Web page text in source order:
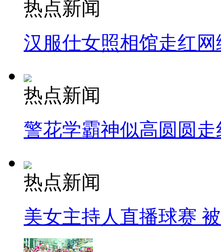
热点新闻
汉服仕女照相馆走红网
热点新闻
警花学霸神似高圆圆走
热点新闻
美女主持人直播球赛